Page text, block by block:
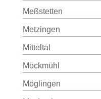
Meßstetten
Metzingen
Mitteltal
Möckmühl
Möglingen